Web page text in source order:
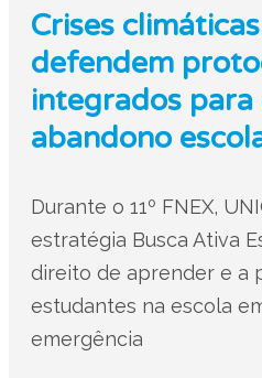
Crises
defendem
integrados
abandono
Durante o 11º FNEX,
estratégia Busca Ativa
direito de aprender e a
estudantes na escola
emergência